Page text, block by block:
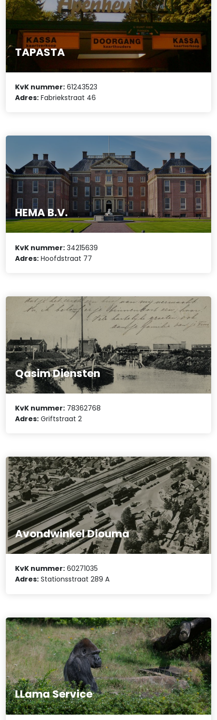
TAPASTA
KvK nummer: 61243523
Adres: Fabriekstraat 46
HEMA B.V.
KvK nummer: 34215639
Adres: Hoofdstraat 77
Qasim Diensten
KvK nummer: 78362768
Adres: Griftstraat 2
Avondwinkel Diouma
KvK nummer: 60271035
Adres: Stationsstraat 289 A
LLama Service